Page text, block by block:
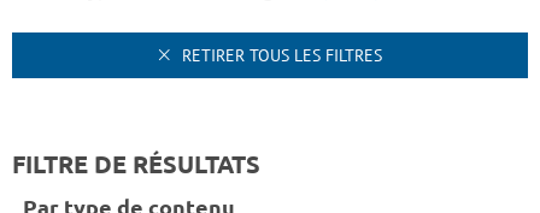
RETIRER TOUS LES FILTRES
FILTRE DE RÉSULTATS
Par type de contenu